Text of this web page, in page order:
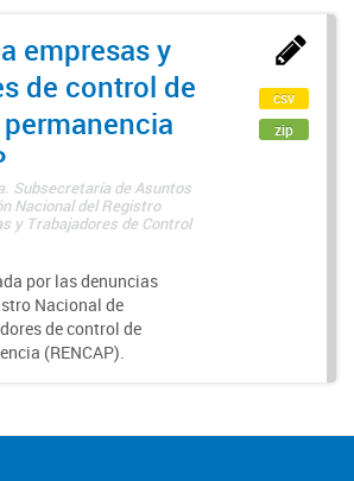
empresas y
de control de
Subsecretaría de Asuntos
Nacional del Registro
y Trabajadores de Control
por las denuncias
Nacional de
de control de
(RENCAP).
csv
zip